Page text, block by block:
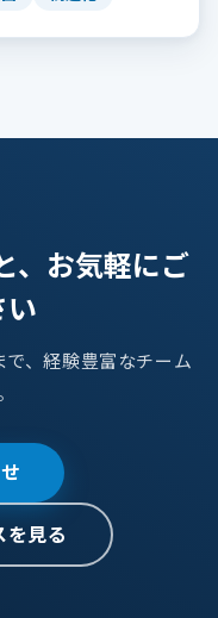
、お気軽にご
い
、経験豊富なチーム
見る